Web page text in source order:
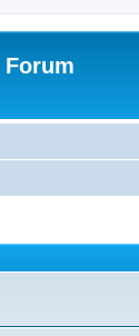
Forum